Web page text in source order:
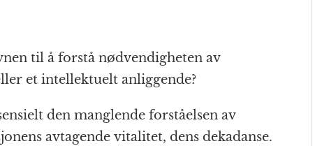
til å forstå nødvendigheten av
et intellektuelt anliggende?
den manglende forståelsen av
avtagende vitalitet, dens dekadanse.